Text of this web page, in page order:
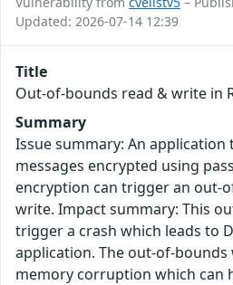
Updated: 2026-07-14 12:39
Title
Out-of-bounds read & write in
Summary
Issue summary: An application
messages encrypted using
encryption can trigger an out-
write. Impact summary: This
trigger a crash which leads to
application. The out-of-bounds
memory corruption which can